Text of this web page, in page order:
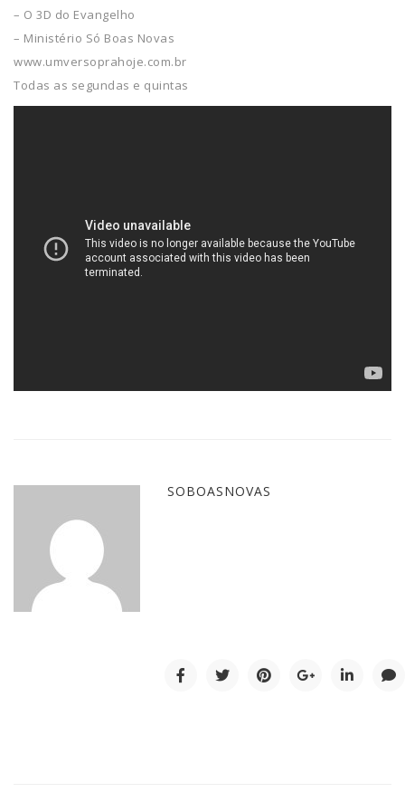
– O 3D do Evangelho
– Ministério Só Boas Novas​
www.umversoprahoje.com.br
Todas as segundas e quintas
SOBOASNOVAS